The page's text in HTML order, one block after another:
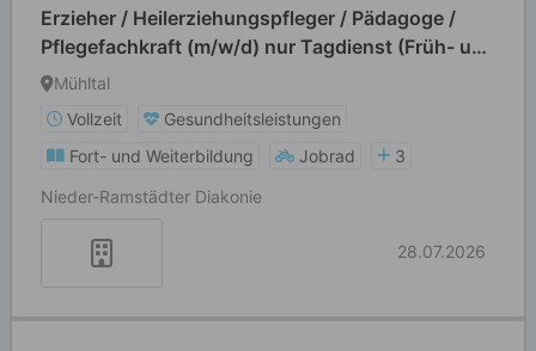
Erzieher / Heilerziehungspfleger / Pädagoge /
Pflegefachkraft (m/w/d) nur Tagdienst (Früh- und
Spätschicht)
Mühltal
Vollzeit
Gesundheitsleistungen
Fort- und Weiterbildung
Jobrad
3
Nieder-Ramstädter Diakonie
28.07.2026